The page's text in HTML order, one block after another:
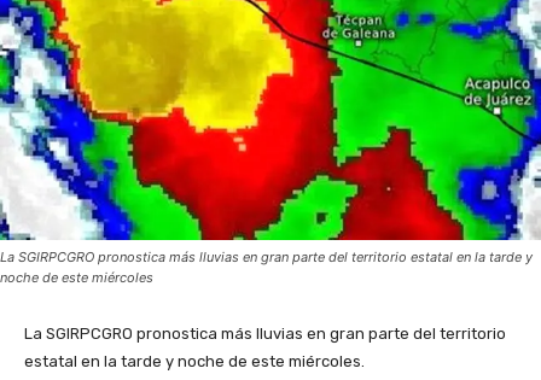
La SGIRPCGRO pronostica más lluvias en gran parte del territorio estatal en la tarde y
noche de este miércoles
La SGIRPCGRO pronostica más lluvias en gran parte del territorio
estatal en la tarde y noche de este miércoles.